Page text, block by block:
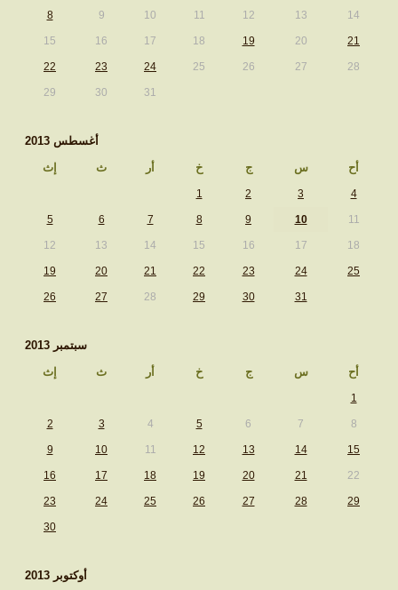
8 9 10 11 12 13 14
15 16 17 18 19 20 21
22 23 24 25 26 27 28
29 30 31
أغسطس 2013
إث
ث أر خ ج س أح
1 2 3 4
5 6 7 8 9 10 11
12 13 14 15 16 17 18
19 20 21 22 23 24 25
26 27 28 29 30 31
سبتمبر 2013
إث
ث أر خ ج س أح
1
2 3 4 5 6 7 8
9 10 11 12 13 14 15
16 17 18 19 20 21 22
23 24 25 26 27 28 29
30
أوكتوبر 2013